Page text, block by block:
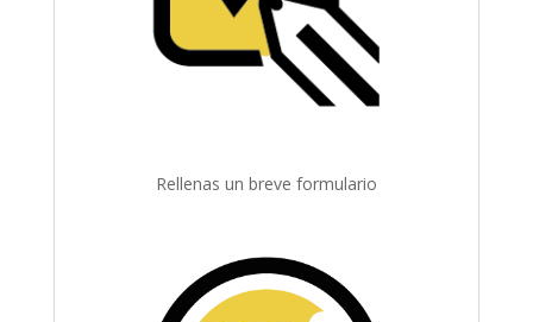
Rellenas un breve formulario